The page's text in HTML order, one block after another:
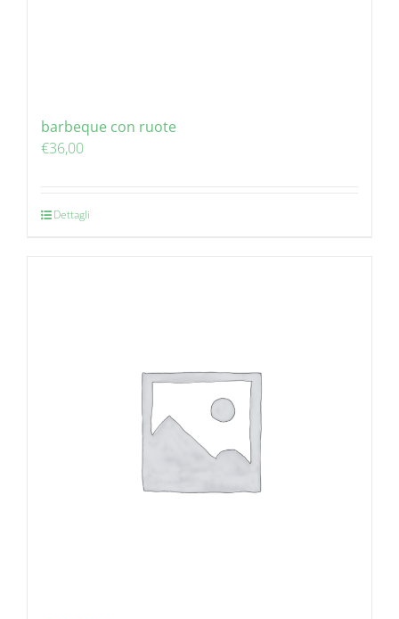
barbeque con ruote
€36,00
Dettagli